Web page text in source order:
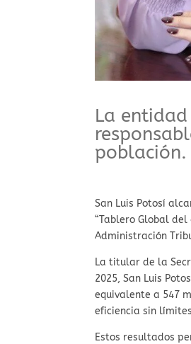
⁠La
población.
San Luis Potosí
“Tablero Global
Administración
La titular de la
2025, San Luis
equivalente a 547
eficiencia sin
Estos resultados